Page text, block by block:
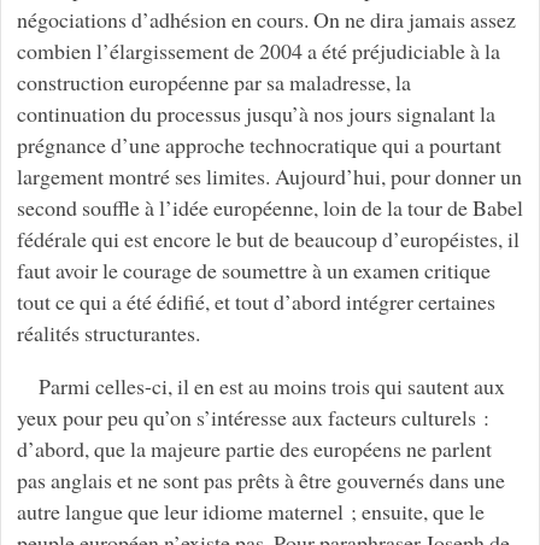
négociations d’adhésion en cours. On ne dira jamais assez
combien l’élargissement de 2004 a été préjudiciable à la
construction européenne par sa maladresse, la
continuation du processus jusqu’à nos jours signalant la
prégnance d’une approche technocratique qui a pourtant
largement montré ses limites. Aujourd’hui, pour donner un
second souffle à l’idée européenne, loin de la tour de Babel
fédérale qui est encore le but de beaucoup d’européistes, il
faut avoir le courage de soumettre à un examen critique
tout ce qui a été édifié, et tout d’abord intégrer certaines
réalités structurantes.
Parmi celles-ci, il en est au moins trois qui sautent aux
yeux pour peu qu’on s’intéresse aux facteurs culturels :
d’abord, que la majeure partie des européens ne parlent
pas anglais et ne sont pas prêts à être gouvernés dans une
autre langue que leur idiome maternel ; ensuite, que le